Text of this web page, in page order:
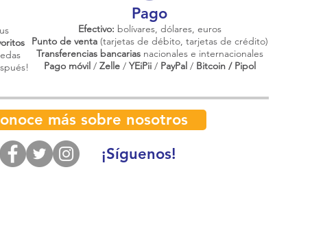
Pago
Efectivo: bolívares, dólares, euros
Punto de venta (tarjetas de débito, tarjetas de crédito)
Transferencias bancariasnacionales e internacionales
Pago móvil/ Zelle/ YEiPii/ PayPal / Bitcoin / Pipol
más sobre nosotros
¡Síguenos!